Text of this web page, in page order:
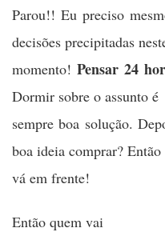
Parou!! Eu preciso
decisões precipitadas
momento!Pensar 24
Dormir sobre o assunto é
sempre boa solução.
boa ideia comprar? Então
vá em frente!
Então quem vai